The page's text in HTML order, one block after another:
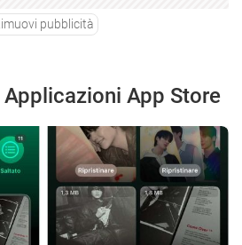
pubblicità
App Store